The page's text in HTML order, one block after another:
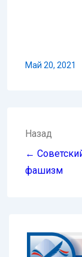
Май 20, 2021
по
записям
Назад
←
фашизм